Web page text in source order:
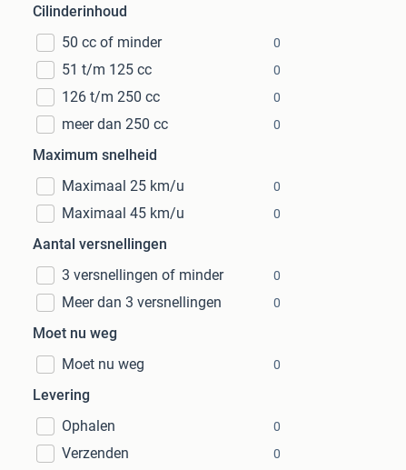
Cilinderinhoud
50 cc of minder
0
51 t/m 125 cc 0
126 t/m 250 cc 0
meer dan 250 cc 0
Maximum snelheid
Maximaal 25 km/u
0
Maximaal 45 km/u 0
Aantal versnellingen
3 versnellingen of minder
0
Meer dan 3 versnellingen 0
Moet nu weg
Moet nu weg
0
Levering
Ophalen
0
Verzenden 0